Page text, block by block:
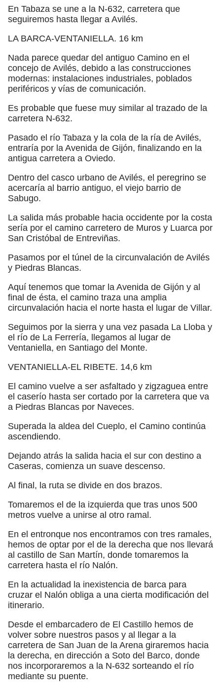
En Tabaza se une a la N-632, carretera que
seguiremos hasta llegar a Avilés.
LA BARCA-VENTANIELLA. 16 km
Nada parece quedar del antiguo Camino en el
concejo de Avilés, debido a las construcciones
modernas: instalaciones industriales, poblados
periféricos y vías de comunicación.
Es probable que fuese muy similar al trazado de la
carretera N-632.
Pasado el río Tabaza y la cola de la ría de Avilés,
entraría por la Avenida de Gijón, finalizando en la
antigua carretera a Oviedo.
Dentro del casco urbano de Avilés, el peregrino se
acercaría al barrio antiguo, el viejo barrio de
Sabugo.
La salida más probable hacia occidente por la costa
sería por el camino carretero de Muros y Luarca por
San Cristóbal de Entreviñas.
Pasamos por el túnel de la circunvalación de Avilés
y Piedras Blancas.
Aquí tenemos que tomar la Avenida de Gijón y al
final de ésta, el camino traza una amplia
circunvalación hacia el norte hasta el lugar de Villar.
Seguimos por la sierra y una vez pasada La Lloba y
el río de La Ferrería, llegamos al lugar de
Ventaniella, en Santiago del Monte.
VENTANIELLA-EL RIBETE. 14,6 km
El camino vuelve a ser asfaltado y zigzaguea entre
el caserío hasta ser cortado por la carretera que va
a Piedras Blancas por Naveces.
Superada la aldea del Cueplo, el Camino continúa
ascendiendo.
Dejando atrás la salida hacia el sur con destino a
Caseras, comienza un suave descenso.
Al final, la ruta se divide en dos brazos.
Tomaremos el de la izquierda que tras unos 500
metros vuelve a unirse al otro ramal.
En el entronque nos encontramos con tres ramales,
hemos de optar por el de la derecha que nos llevará
al castillo de San Martín, donde tomaremos la
carretera hasta el río Nalón.
En la actualidad la inexistencia de barca para
cruzar el Nalón obliga a una cierta modificación del
itinerario.
Desde el embarcadero de El Castillo hemos de
volver sobre nuestros pasos y al llegar a la
carretera de San Juan de la Arena giraremos hacia
la derecha, en dirección a Soto del Barco, donde
nos incorporaremos a la N-632 sorteando el río
mediante su puente.